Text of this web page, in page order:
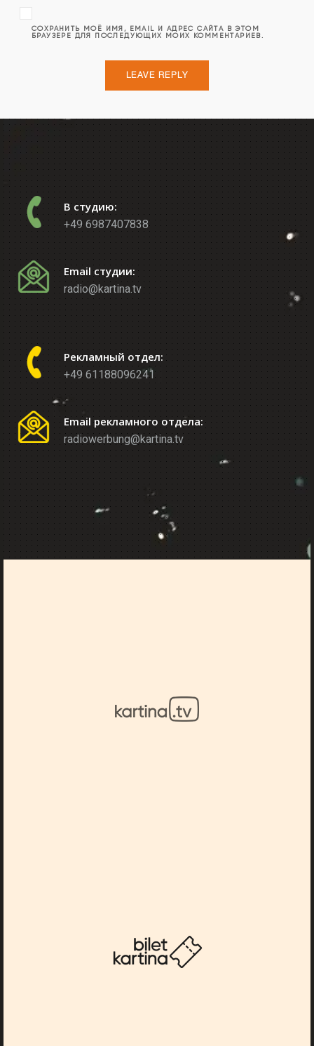
СОХРАНИТЬ МОЁ ИМЯ, EMAIL И АДРЕС САЙТА В ЭТОМ
БРАУЗЕРЕ ДЛЯ ПОСЛЕДУЮЩИХ МОИХ КОММЕНТАРИЕВ.
В студию:
+49 6987407838
Email студии:
radio@kartina.tv
Рекламный отдел:
+49 61188096241
Email рекламного отдела:
radiowerbung@kartina.tv